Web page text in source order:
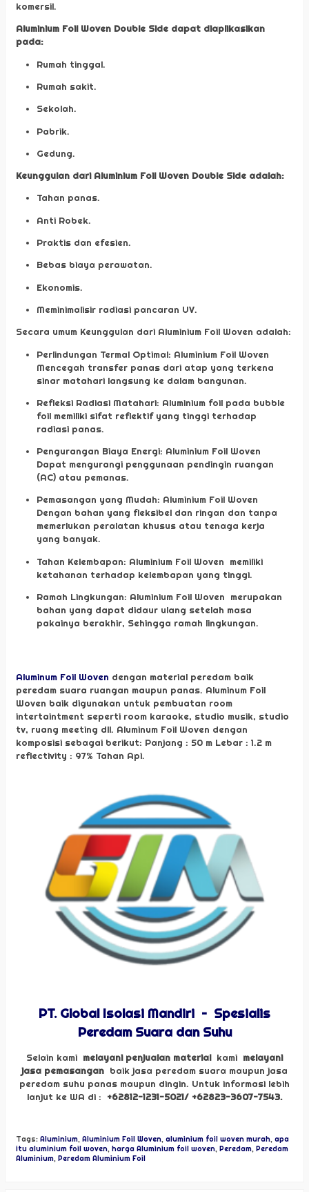
komersil.
Aluminium Foil Woven Double Side dapat diaplikasikan
pada:
Rumah tinggal.
Rumah sakit.
Sekolah.
Pabrik.
Gedung.
Keunggulan dari Aluminium Foil Woven Double Side adalah:
Tahan panas.
Anti Robek.
Praktis dan efesien.
Bebas biaya perawatan.
Ekonomis.
Meminimalisir radiasi pancaran UV.
Secara umum Keunggulan dari Aluminium Foil Woven adalah:
Perlindungan Termal Optimal: Aluminium Foil Woven
Mencegah transfer panas dari atap yang terkena
sinar matahari langsung ke dalam bangunan.
Refleksi Radiasi Matahari: Aluminium foil pada bubble
foil memiliki sifat reflektif yang tinggi terhadap
radiasi panas.
Pengurangan Biaya Energi: Aluminium Foil Woven
Dapat mengurangi penggunaan pendingin ruangan
(AC) atau pemanas.
Pemasangan yang Mudah: Aluminium Foil Woven
Dengan bahan yang fleksibel dan ringan dan tanpa
memerlukan peralatan khusus atau tenaga kerja
yang banyak.
Tahan Kelembapan: Aluminium Foil Woven memiliki
ketahanan terhadap kelembapan yang tinggi.
Ramah Lingkungan: Aluminium Foil Woven merupakan
bahan yang dapat didaur ulang setelah masa
pakainya berakhir, Sehingga ramah lingkungan.
Aluminum Foil Woven dengan material peredam baik
peredam suara ruangan maupun panas. Aluminum Foil
Woven baik digunakan untuk pembuatan room
intertaintment seperti room karaoke, studio musik, studio
tv, ruang meeting dll. Aluminum Foil Woven dengan
komposisi sebagai berikut: Panjang : 50 m Lebar : 1.2 m
reflectivity : 97% Tahan Api.
PT. Global Isolasi Mandiri – Spesialis
Peredam Suara dan Suhu
Selain kami melayani penjualan materialkami melayani
jasa pemasangan baik jasa peredam suara maupun jasa
peredam suhu panas maupun dingin. Untuk informasi lebih
lanjut ke WA di : +62812-1231-5021/ +62823-3607-7543.
Tags: Aluminium, Aluminium Foil Woven, aluminium foil woven murah, apa
itu aluminium foil woven, harga Aluminium foil woven, Peredam, Peredam
Aluminium, Peredam Aluminium Foil